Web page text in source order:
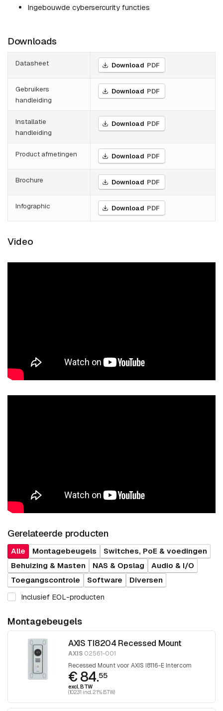
Ingebouwde cybersercurity functies
Downloads
Datasheet Download PDF
Gebruikers
handleiding
Download PDF
Installatie
handleiding
Download PDF
Product afmetingen Download PDF
Brochure Download PDF
Infographic Download PDF
Video
Gerelateerde producten
Alle Montagebeugels
Switches, PoE & voedingen
Behuizing & Masten
NAS & Opslag
Audio & I/O
Toegangscontrole
Software
Diversen
Inclusief EOL-producten
Montagebeugels
AXIS TI8204 Recessed Mount
AXIS02561-001
Recessed Mount voor AXIS I8116-E Intercom
€ 84.55
excl. BTW
(102.31 incl. 21% BTW)